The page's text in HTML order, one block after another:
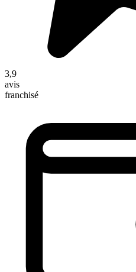
3,9
avis
franchisé